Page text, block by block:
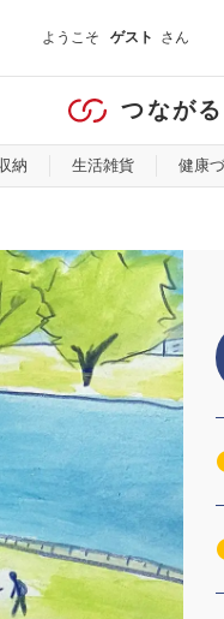
ようこそ ゲスト さん
つながる
納 生活雑貨 健康